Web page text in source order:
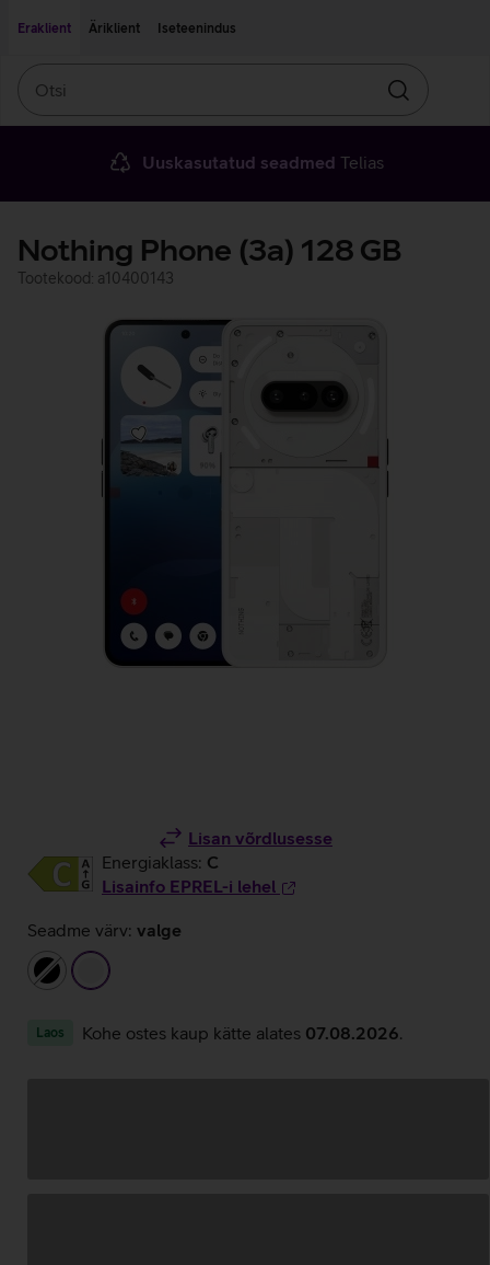
Eraklient
Äriklient Iseteenindus
Otsin
Uuskasutatud seadmed Telias
Nothing Phone (3a) 128 GB
Tootekood: a10400143
Lisan võrdlusesse
Energiaklass: C
Lisainfo EPREL-i lehel
Seadme värv: valge
must
valge
Laos Kohe ostes kaup kätte alates 07.08.2026